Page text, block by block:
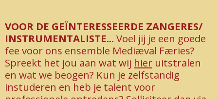
VOOR DE GEÏNTERESSEERDE ZANGERES/
INSTRUMENTALISTE... Voel jij je een goede
fee voor ons ensemble Mediæval Færies?
Spreekt het jou aan wat wij hier uitstralen
en wat we beogen? Kun je zelfstandig
instuderen en heb je talent voor